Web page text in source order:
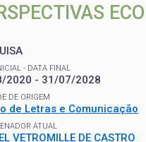
- DATA FINAL
2020 - 31/07/2028
DE ORIGEM
de Letras e Comunicação
ATUAL
VETROMILLE DE CASTRO